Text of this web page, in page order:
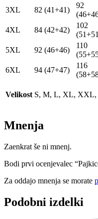
3XL 82 (41+41)
92
4XL 84 (42+42)
102
5XL 92 (46+46)
110
6XL 94 (47+47)
116
Velikost S, M, L, XL,
Mnenja
Zaenkrat še ni mnenj.
Bodi prvi ocenjevalec
Za oddajo mnenja se morate
Podobni izdelki